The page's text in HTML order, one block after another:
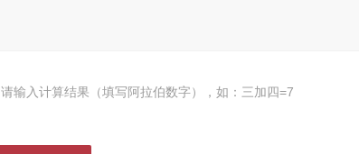
请输入计算结果（填写阿拉伯数字），如：三加四=7